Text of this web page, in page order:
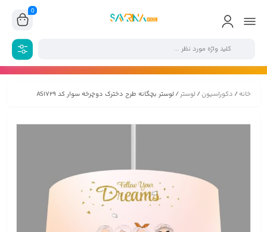
0
خانه/ دکوراسیون/ لوستر/ لوستر بچگانه طرح دخترک دوچرخه سوار کد AS1729